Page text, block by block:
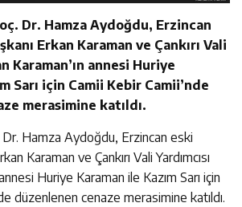
Dr. Hamza Aydoğdu, Erzincan
Erkan Karaman ve Çankırı Vali
Karaman’ın annesi Huriye
Sarı için Camii Kebir Camii’nde
merasimine katıldı.
Dr. Hamza Aydoğdu, Erzincan eski
Karaman ve Çankırı Vali Yardımcısı
Huriye Karaman ile Kazım Sarı için
düzenlenen cenaze merasimine katıldı.